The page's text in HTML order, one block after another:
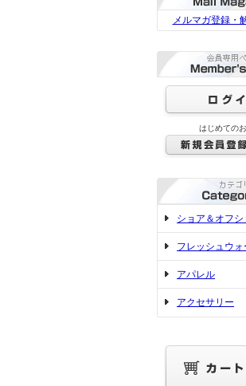
メルマガ登録・
はじめての
ショア＆オフ
フレッシュウォ
アパレル
アクセサリー